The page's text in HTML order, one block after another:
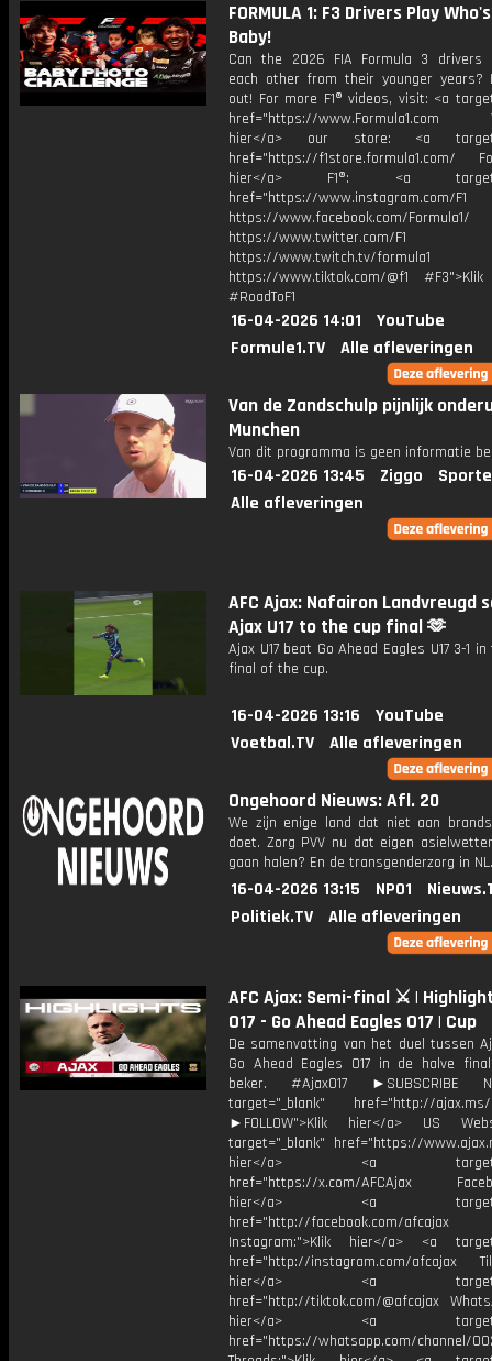
FORMULA 1: F3 Drivers Play
Baby!
Can the 2026 FIA Formula 3 drivers
each other from their younger years?
out! For more F1® videos, visit: <a
href="https://www.Formula1.com
hier</a> our store: <a
href="https://f1store.formula1.com/
hier</a> F1®: <a
href="https://www.instagram.com/F1
https://www.facebook.com/Formula1/
https://www.twitter.com/F1
https://www.twitch.tv/formula1
https://www.tiktok.com/@f1
#RoadToF1
16-04-2026 14:01
YouTube
Formule1.TV
Alle afleveringen
Van de Zandschulp pijnlijk
Munchen
Van dit programma is geen informatie
16-04-2026 13:45 Ziggo
Alle afleveringen
AFC Ajax: Nafairon Landvreugd
Ajax U17 to the cup final 🫶
Ajax U17 beat Go Ahead Eagles U17 3-1
final of the cup.
16-04-2026 13:16
YouTube
Voetbal.TV
Alle afleveringen
Ongehoord Nieuws: Afl. 20
We zijn enige land dat niet aan
doet. Zorg PVV nu dat eigen
gaan halen? En de transgenderzorg in NL.
16-04-2026 13:15 NPO1
Politiek.TV
Alle afleveringen
AFC Ajax: Semi-final ⚔️ |
O17 - Go Ahead Eagles O17 | Cup
De samenvatting van het duel tussen
Go Ahead Eagles O17 in de halve
beker. #AjaxO17 ►SUBSCRIBE
target="_blank" href="http://ajax.ms/
►FOLLOW">Klik hier</a> US
target="_blank" href="https://
hier</a> <a
href="https://x.com/AFCAjax
hier</a> <a
href="http://facebook.com/afcajax
Instagram:">Klik hier</a> <a
href="http://instagram.com/afcajax
hier</a> <a
href="http://tiktok.com/@afcajax
hier</a> <a
href="https://whatsapp.com/channel/